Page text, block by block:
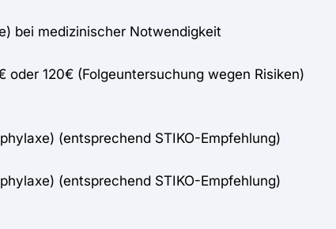
bei medizinischer Notwendigkeit
120€ (Folgeuntersuchung wegen Risiken)
(entsprechend STIKO-Empfehlung)
(entsprechend STIKO-Empfehlung)